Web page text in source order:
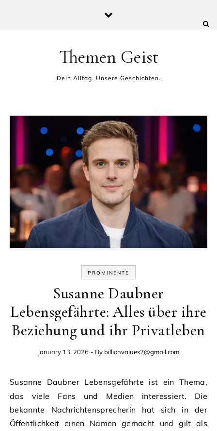
Themen Geist
Dein Alltag. Unsere Geschichten.
PROMINENTE
Susanne Daubner
Lebensgefährte: Alles über ihre
Beziehung und ihr Privatleben
January 13, 2026 - By billionvalues2@gmail.com
Susanne Daubner Lebensgefährte ist ein Thema,
das viele Fans und Medien interessiert. Die
bekannte Nachrichtensprecherin hat sich in der
Öffentlichkeit einen Namen gemacht und gilt als